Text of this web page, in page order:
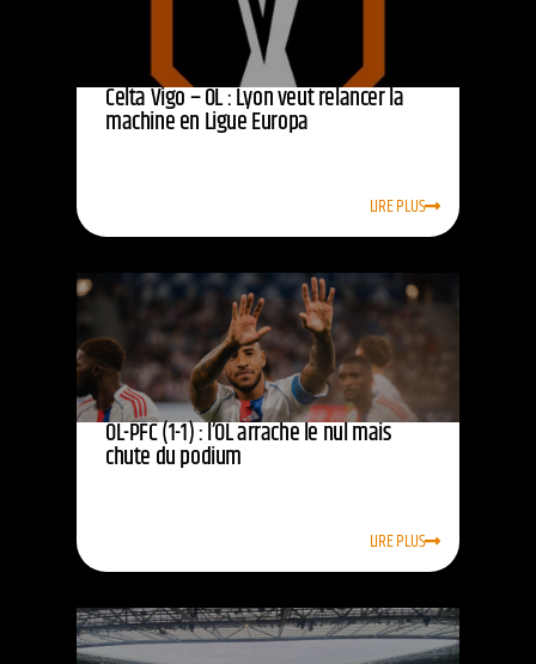
Celta Vigo – OL : Lyon veut relancer la
machine en Ligue Europa
LIRE PLUS
OL-PFC (1-1) : l’OL arrache le nul mais
chute du podium
LIRE PLUS